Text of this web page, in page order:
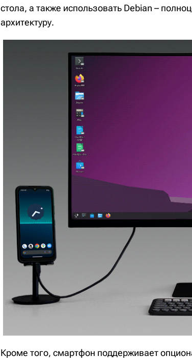
стола, а также использовать Debian –
архитектуру.
Кроме того, смартфон поддерживает